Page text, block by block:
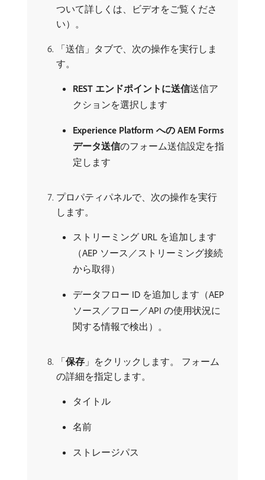
ついて詳しくは、ビデオをご覧くださ
い）。
「送信」タブで、次の操作を実行しま
す。
REST エンドポイントに送信​送信ア
クションを選択します
Experience Platform への AEM Forms
データ送信​のフォーム送信設定を指
定します
プロパティパネルで、次の操作を実行
します。
ストリーミング URL を追加します
（AEP ソース／ストリーミング接続
から取得）
データフロー ID を追加します（AEP
ソース／フロー／API の使用状況に
関する情報で検出）。
「保存 」をクリックします。 フォーム
の詳細を指定します。
タイトル
名前
ストレージパス